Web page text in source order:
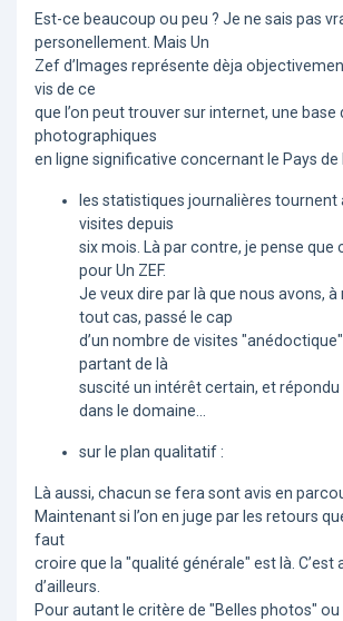
Est-ce beaucoup ou peu ? Je ne sais pas
personellement. Mais Un
Zef d’Images représente dèja
vis de ce
que l’on peut trouver sur internet, une base
photographiques
en ligne significative concernant le Pays de
les statistiques journalières tournent
visites depuis
six mois. Là par contre, je pense que
pour Un ZEF.
Je veux dire par là que nous avons, à
tout cas, passé le cap
d’un nombre de visites
partant de là
suscité un intérêt certain, et répondu
dans le domaine...
sur le plan qualitatif :
Là aussi, chacun se fera sont avis en
Maintenant si l’on en juge par les retours
faut
croire que la "qualité générale" est là. C’est
d’ailleurs.
Pour autant le critère de "Belles photos"